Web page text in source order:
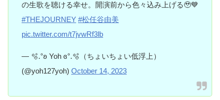
の生歌を聴ける幸せ。開演前から色々込み上げる🥹💙
#THEJOURNEY #松任谷由美
pic.twitter.com/t7jvwRf3lb
— 🫧.°ʚ Yoh ɞ°.🫧（ちょいちょい低浮上）
(@yoh127yoh) October 14, 2023